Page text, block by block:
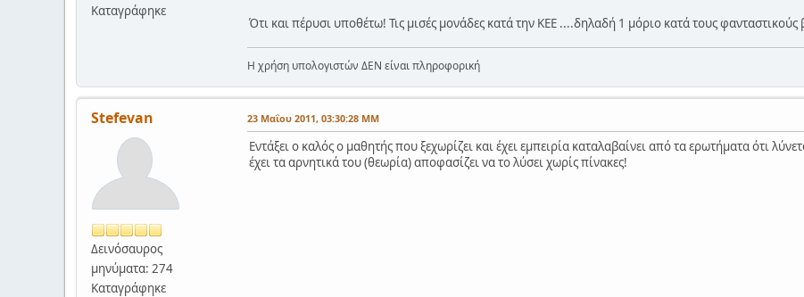
Καταγράφηκε
Ότι και πέρυσι υποθέτω! Τις μισές μονάδες κατά την ΚΕΕ ....δηλαδή 1 μόριο κατά τους
Η χρήση υπολογιστών ΔΕΝ είναι πληροφορική
Stefevan
Δεινόσαυρος
μηνύματα: 274
Καταγράφηκε
23 Μαΐου 2011, 03:30:28 ΜΜ
Εντάξει ο καλός ο μαθητής που ξεχωρίζει και έχει εμπειρία καταλαβαίνει από τα ερωτήματα ότι
έχει τα αρνητικά του (θεωρία) αποφασίζει να το λύσει χωρίς πίνακες!